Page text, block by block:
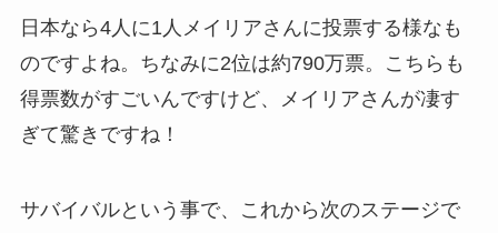
日本なら4人に1人メイリアさんに投票する様なも
のですよね。ちなみに2位は約790万票。こちらも
得票数がすごいんですけど、メイリアさんが凄す
ぎて驚きですね！
サバイバルという事で、これから次のステージで